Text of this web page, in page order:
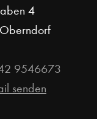
4
9546673
senden